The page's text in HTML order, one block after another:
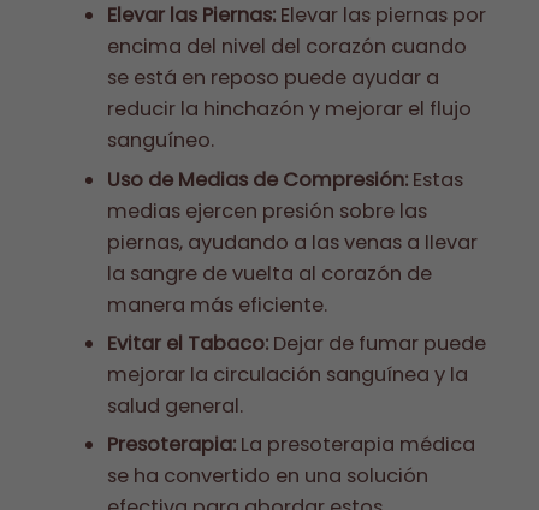
Elevar las Piernas: Elevar las piernas por
encima del nivel del corazón cuando
se está en reposo puede ayudar a
reducir la hinchazón y mejorar el flujo
sanguíneo.
Uso de Medias de Compresión: Estas
medias ejercen presión sobre las
piernas, ayudando a las venas a llevar
la sangre de vuelta al corazón de
manera más eficiente.
Evitar el Tabaco: Dejar de fumar puede
mejorar la circulación sanguínea y la
salud general.
Presoterapia: La presoterapia médica
se ha convertido en una solución